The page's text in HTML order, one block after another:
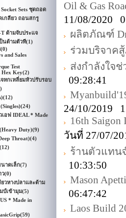
Sets ชุดถอด
เกลียว ถอนสกรู
T ด้ามจับประแจ
นด้ามตัวที(1)
(0)
and Sales
Test
Hex Key(2)
หกเหลี่ยมหัวปรับรอบ
(12)
(24)
อฟ IDEAL * Made
Duty)(9)
Throat)(4)
(12)
าดเล็ก(7)
ว(0)
วหางปลาและด้าม
ป์เข้ามุม(5)
* Made in
(59)
Oil & Gas
11/08/2020
ผลิตภัณฑ์
ร่วมบริจาค
ส่งกำลังใจช่
09:28:41
24/10/2019
16th Saigon
วันที่ 27/07/
ร้านตัวแทน
10:33:50
Mason
06:47:42
Laos Build